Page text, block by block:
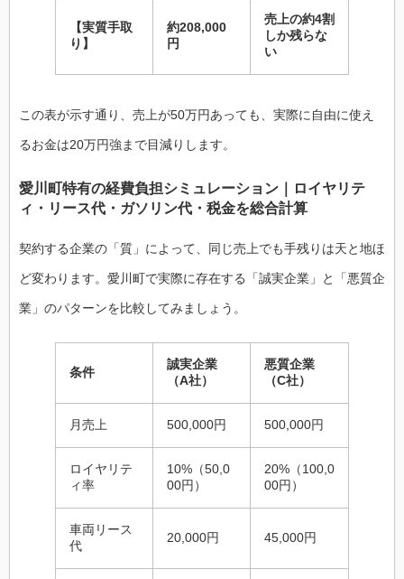
【実質手取
り】
約208,000
円
売上の約4割
しか残らな
い
この表が示す通り、売上が50万円あっても、実際に自由に使え
るお金は20万円強まで目減りします。
愛川町特有の経費負担シミュレーション｜ロイヤリテ
ィ・リース代・ガソリン代・税金を総合計算
契約する企業の「質」によって、同じ売上でも手残りは天と地ほ
ど変わります。愛川町で実際に存在する「誠実企業」と「悪質企
業」のパターンを比較してみましょう。
条件
誠実企業
（A社）
悪質企業
（C社）
月売上 500,000円 500,000円
ロイヤリテ
ィ率
10%（50,0
00円）
20%（100,0
00円）
車両リース
代
20,000円 45,000円